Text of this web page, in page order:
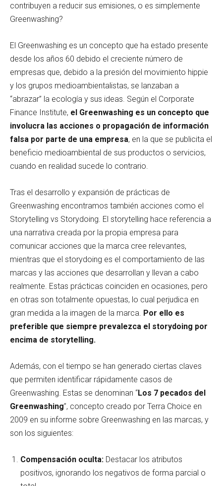
contribuyen a reducir sus emisiones, o es simplemente
Greenwashing?
El Greenwashing es un concepto que ha estado presente
desde los años 60 debido el creciente número de
empresas que, debido a la presión del movimiento hippie
y los grupos medioambientalistas, se lanzaban a
“abrazar” la ecología y sus ideas. Según el Corporate
Finance Institute, el Greenwashing es un concepto que
involucra las acciones o propagación de información
falsa por parte de una empresa, en la que se publicita el
beneficio medioambiental de sus productos o servicios,
cuando en realidad sucede lo contrario.
Tras el desarrollo y expansión de prácticas de
Greenwashing encontramos también acciones como el
Storytelling vs Storydoing. El storytelling hace referencia a
una narrativa creada por la propia empresa para
comunicar acciones que la marca cree relevantes,
mientras que el storydoing es el comportamiento de las
marcas y las acciones que desarrollan y llevan a cabo
realmente. Estas prácticas coinciden en ocasiones, pero
en otras son totalmente opuestas, lo cual perjudica en
gran medida a la imagen de la marca. Por ello es
preferible que siempre prevalezca el storydoing por
encima de storytelling.
Además, con el tiempo se han generado ciertas claves
que permiten identificar rápidamente casos de
Greenwashing. Estas se denominan “Los 7 pecados del
Greenwashing”, concepto creado por Terra Choice en
2009 en su informe sobre Greenwashing en las marcas, y
son los siguientes:
Compensación oculta: Destacar los atributos
positivos, ignorando los negativos de forma parcial o